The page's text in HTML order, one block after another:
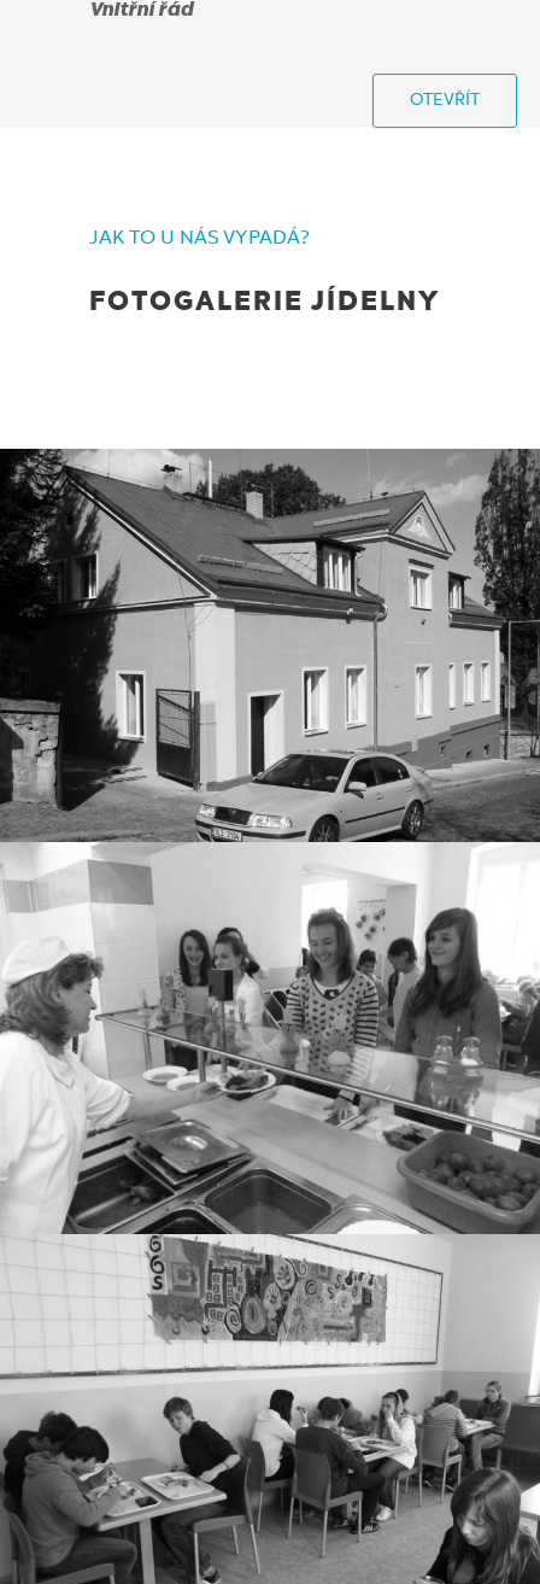
Vnitřní řád
OTEVŘÍT
JAK TO U NÁS VYPADÁ?
FOTOGALERIE JÍDELNY